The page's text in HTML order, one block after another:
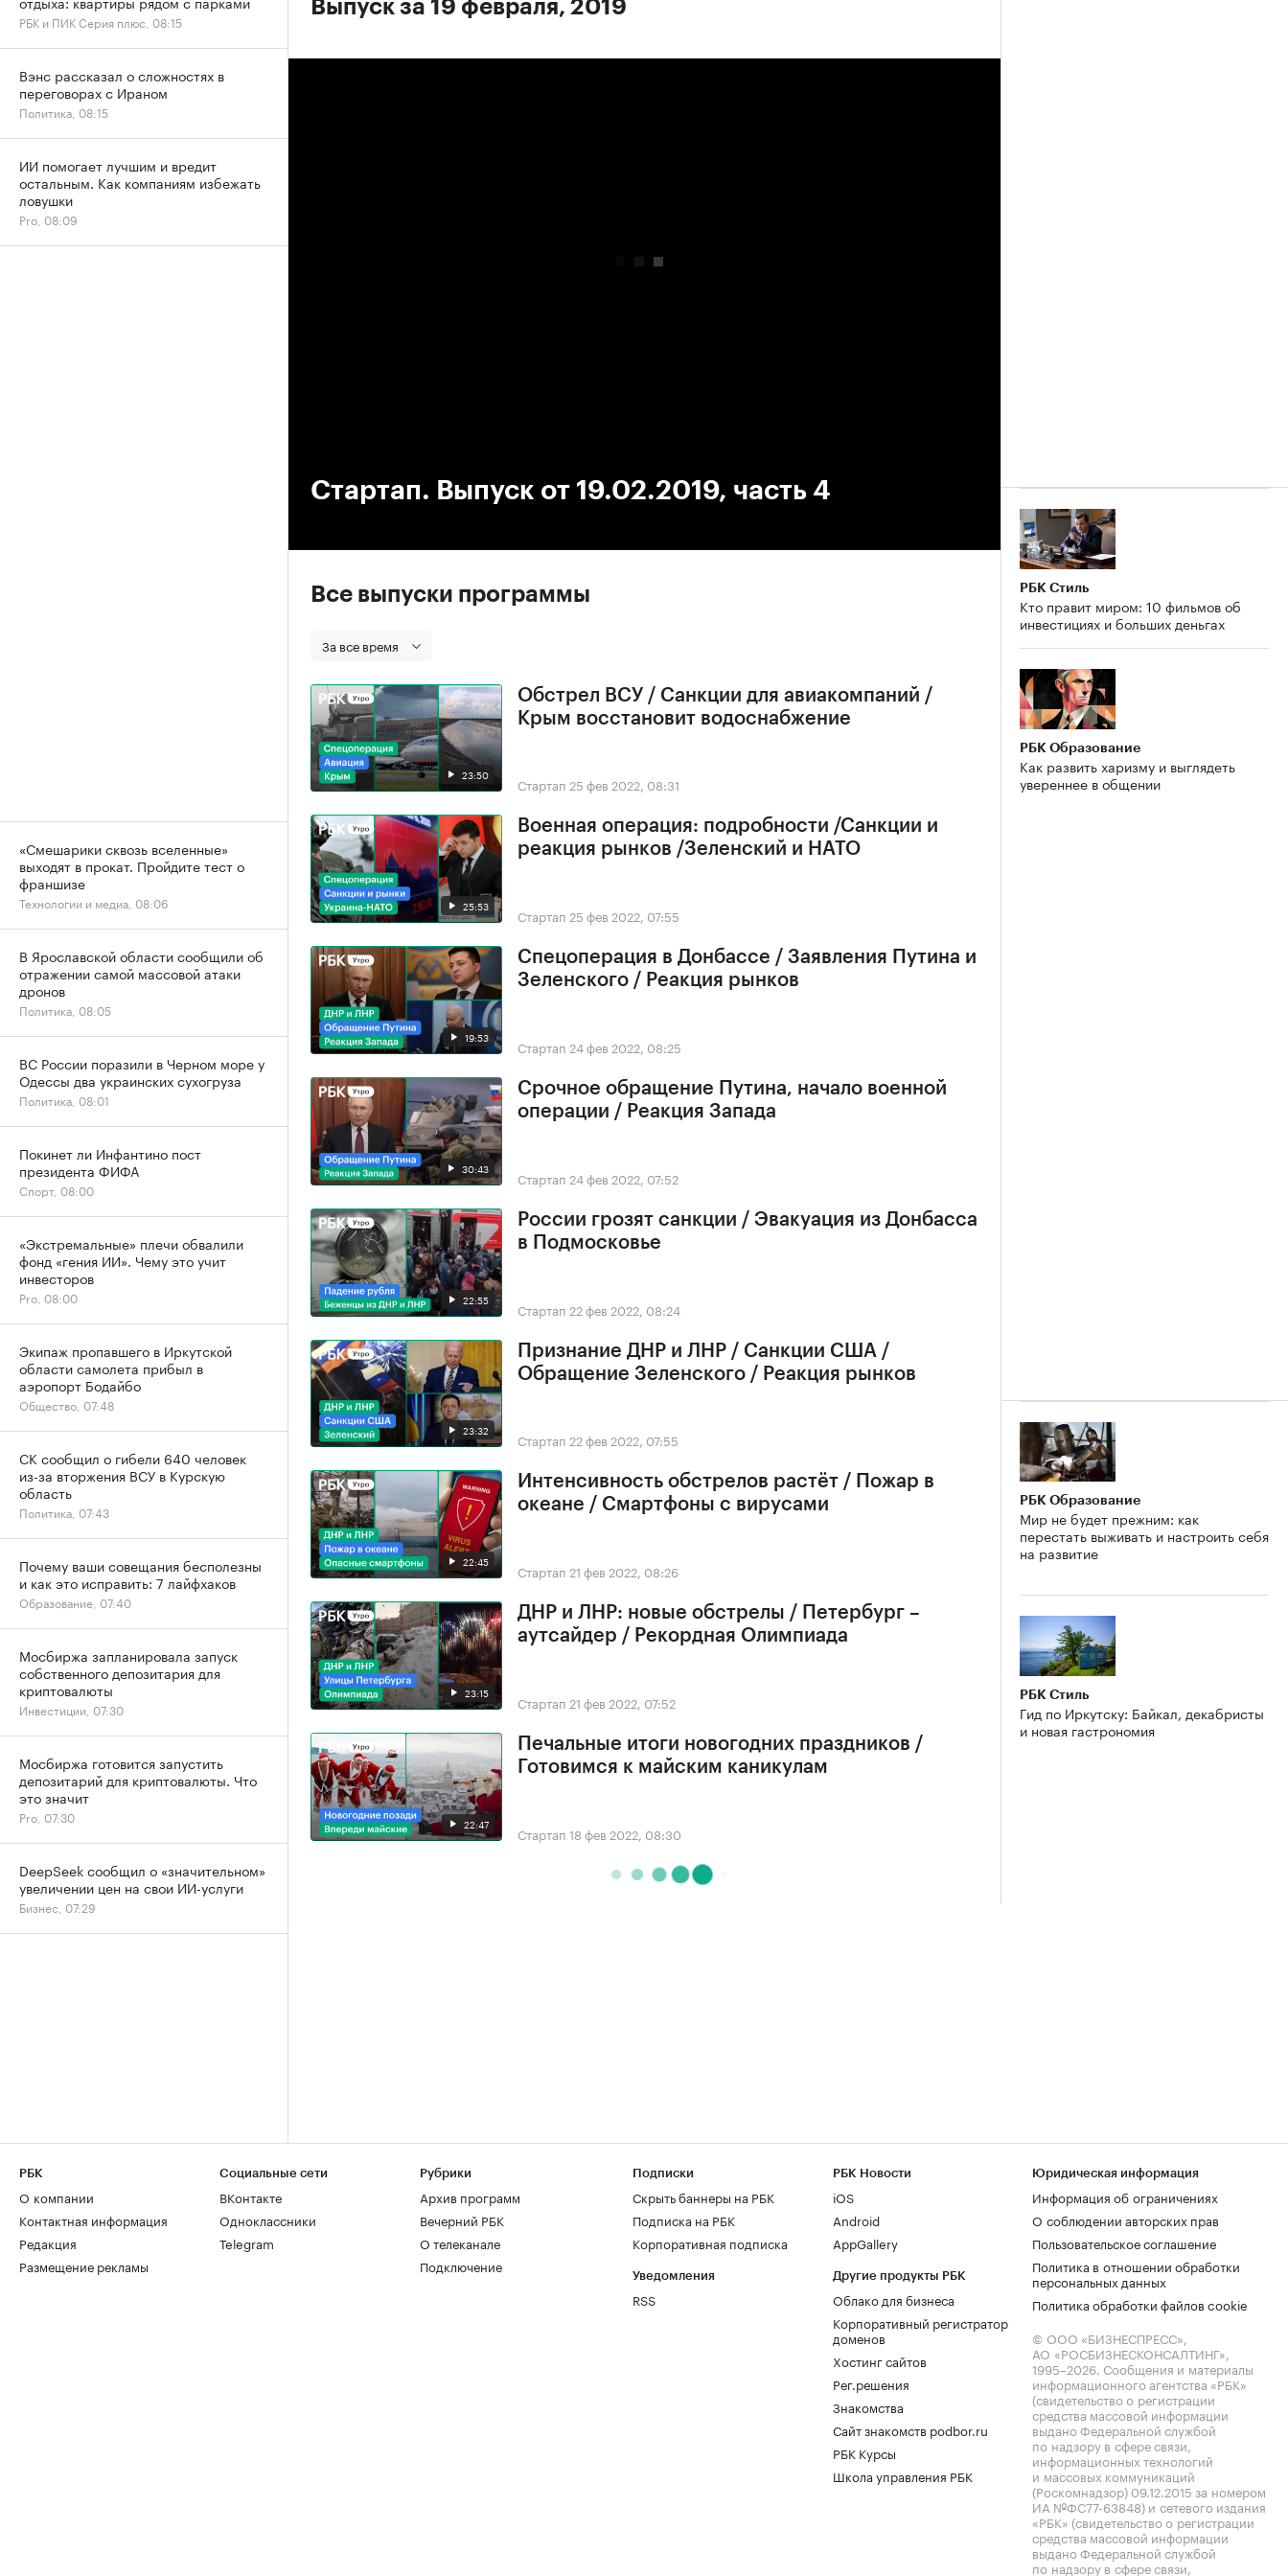
Выпуск за 19 февраля, 2019
Стартап. Выпуск от 19.02.2019, часть 4
Все выпуски программы
За все время
23:50
Обстрел ВСУ / Санкции для авиакомпаний /
Крым восстановит водоснабжение
Стартап 25 фев 2022, 08:31
25:53
Военная операция: подробности /Санкции и
реакция рынков /Зеленский и НАТО
Стартап 25 фев 2022, 07:55
19:53
Спецоперация в Донбассе / Заявления Путина и
Зеленского / Реакция рынков
Стартап 24 фев 2022, 08:25
30:43
Срочное обращение Путина, начало военной
операции / Реакция Запада
Стартап 24 фев 2022, 07:52
22:55
России грозят санкции / Эвакуация из Донбасса
в Подмосковье
Стартап 22 фев 2022, 08:24
23:32
Признание ДНР и ЛНР / Санкции США /
Обращение Зеленского / Реакция рынков
Стартап 22 фев 2022, 07:55
22:45
Интенсивность обстрелов растёт / Пожар в
океане / Смартфоны с вирусами
Стартап 21 фев 2022, 08:26
23:15
ДНР и ЛНР: новые обстрелы / Петербург –
аутсайдер / Рекордная Олимпиада
Стартап 21 фев 2022, 07:52
22:47
Печальные итоги новогодних праздников /
Готовимся к майским каникулам
Стартап 18 фев 2022, 08:30
РБК Стиль
Кто правит миром: 10 фильмов об
инвестициях и больших деньгах
РБК Образование
Как развить харизму и выглядеть
увереннее в общении
РБК Образование
Мир не будет прежним: как
перестать выживать и настроить себя
на развитие
РБК Стиль
Гид по Иркутску: Байкал, декабристы
и новая гастрономия
РБК и ПИК Серия плюс, 08:15
Вэнс рассказал о сложностях в
переговорах с Ираном
Политика, 08:15
ИИ помогает лучшим и вредит
остальным. Как компаниям избежать
ловушки
Pro, 08:09
«Смешарики сквозь вселенные»
выходят в прокат. Пройдите тест о
франшизе
Технологии и медиа, 08:06
В Ярославской области сообщили об
отражении самой массовой атаки
дронов
Политика, 08:05
ВС России поразили в Черном море у
Одессы два украинских сухогруза
Политика, 08:01
Покинет ли Инфантино пост
президента ФИФА
Спорт, 08:00
«Экстремальные» плечи обвалили
фонд «гения ИИ». Чему это учит
инвесторов
Pro, 08:00
Экипаж пропавшего в Иркутской
области самолета прибыл в
аэропорт Бодайбо
Общество, 07:48
СК сообщил о гибели 640 человек
из-за вторжения ВСУ в Курскую
область
Политика, 07:43
Почему ваши совещания бесполезны
и как это исправить: 7 лайфхаков
Образование, 07:40
Мосбиржа запланировала запуск
собственного депозитария для
криптовалюты
Инвестиции, 07:30
Мосбиржа готовится запустить
депозитарий для криптовалюты. Что
это значит
Pro, 07:30
DeepSeek сообщил о «значительном»
увеличении цен на свои ИИ-услуги
Бизнес, 07:29
РБК
О компании
Контактная информация
Редакция
Размещение рекламы
Социальные сети
ВКонтакте
Одноклассники
Telegram
Рубрики
Архив программ
Вечерний РБК
О телеканале
Подключение
Подписки
Скрыть баннеры на РБК
Подписка на РБК
Корпоративная подписка
Уведомления
RSS
РБК Новости
iOS
Android
AppGallery
Другие продукты РБК
Облако для бизнеса
Корпоративный регистратор
доменов
Хостинг сайтов
Рег.решения
Знакомства
Сайт знакомств podbor.ru
РБК Курсы
Школа управления РБК
Юридическая информация
Информация об ограничениях
О соблюдении авторских прав
Пользовательское соглашение
Политика в отношении обработки
персональных данных
Политика обработки файлов cookie
© ООО «БИЗНЕСПРЕСС»,
АО «РОСБИЗНЕСКОНСАЛТИНГ»,
1995–2026. Сообщения и материалы
информационного агентства «РБК»
(свидетельство о регистрации
средства массовой информации
выдано Федеральной службой
по надзору в сфере связи,
информационных технологий
и массовых коммуникаций
(Роскомнадзор) 09.12.2015 за номером
ИА №ФС77-63848) и сетевого издания
«РБК» (свидетельство о регистрации
средства массовой информации
выдано Федеральной службой
по надзору в сфере связи,